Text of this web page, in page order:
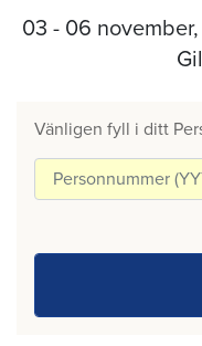
03 - 06 november,
Vänligen fyll i ditt